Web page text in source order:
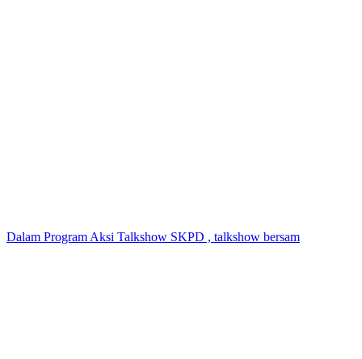
Dalam Program Aksi Talkshow SKPD , talkshow bersam